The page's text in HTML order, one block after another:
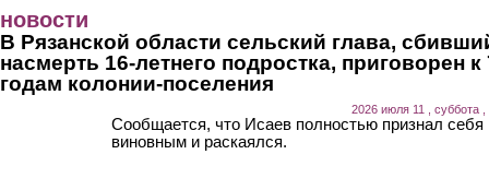
новости
В Рязанской области сельский глава,
насмерть 16-летнего подростка, приговорен к
годам колонии-поселения
2026 июля 11 , суббота ,
Сообщается, что Исаев полностью признал себя
виновным и раскаялся.